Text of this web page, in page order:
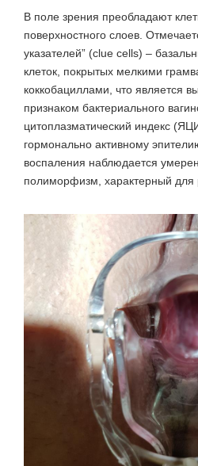
В поле зрения преобладают
поверхностного слоев.
указателей” (clue cells) –
клеток, покрытых мелкими
коккобациллами, что является
признаком бактериального
цитоплазматический индекс
гормонально активному
воспаления наблюдается
полиморфизм, характерный для